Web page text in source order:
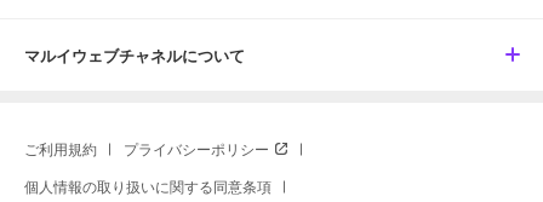
マルイウェブチャネルについて
ご利用規約 プライバシーポリシー
個人情報の取り扱いに関する同意条項